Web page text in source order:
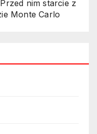
nim starcie z
Monte Carlo